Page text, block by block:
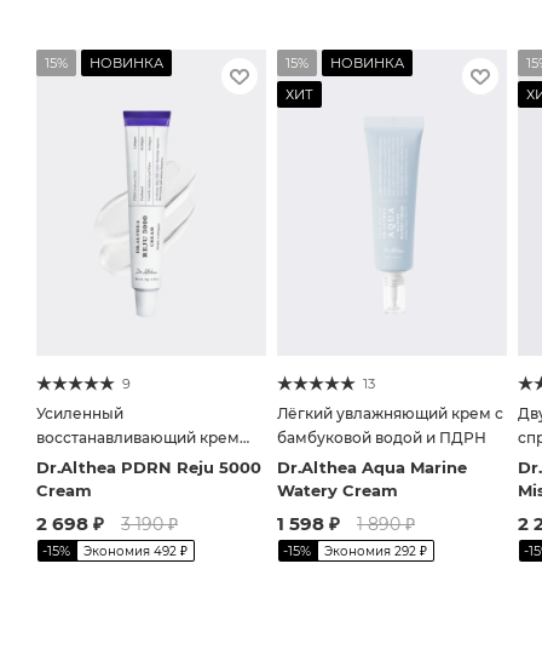
15% НОВИНКА
9
Усиленный
восстанавливающий крем
для лица с экстрактом
центеллы и ПДРН
Dr.Althea PDRN Reju 5000
Cream
2 698 ₽ 3 190₽
-15% Экономия 492 ₽
15%
НОВИНКА
ХИТ
13
Лёгкий увлажняющий крем с
бамбуковой водой и ПДРН
Dr.Althea Aqua Marine
Watery Cream
1 598 ₽ 1 890₽
-15% Экономия 292 ₽
2
-15